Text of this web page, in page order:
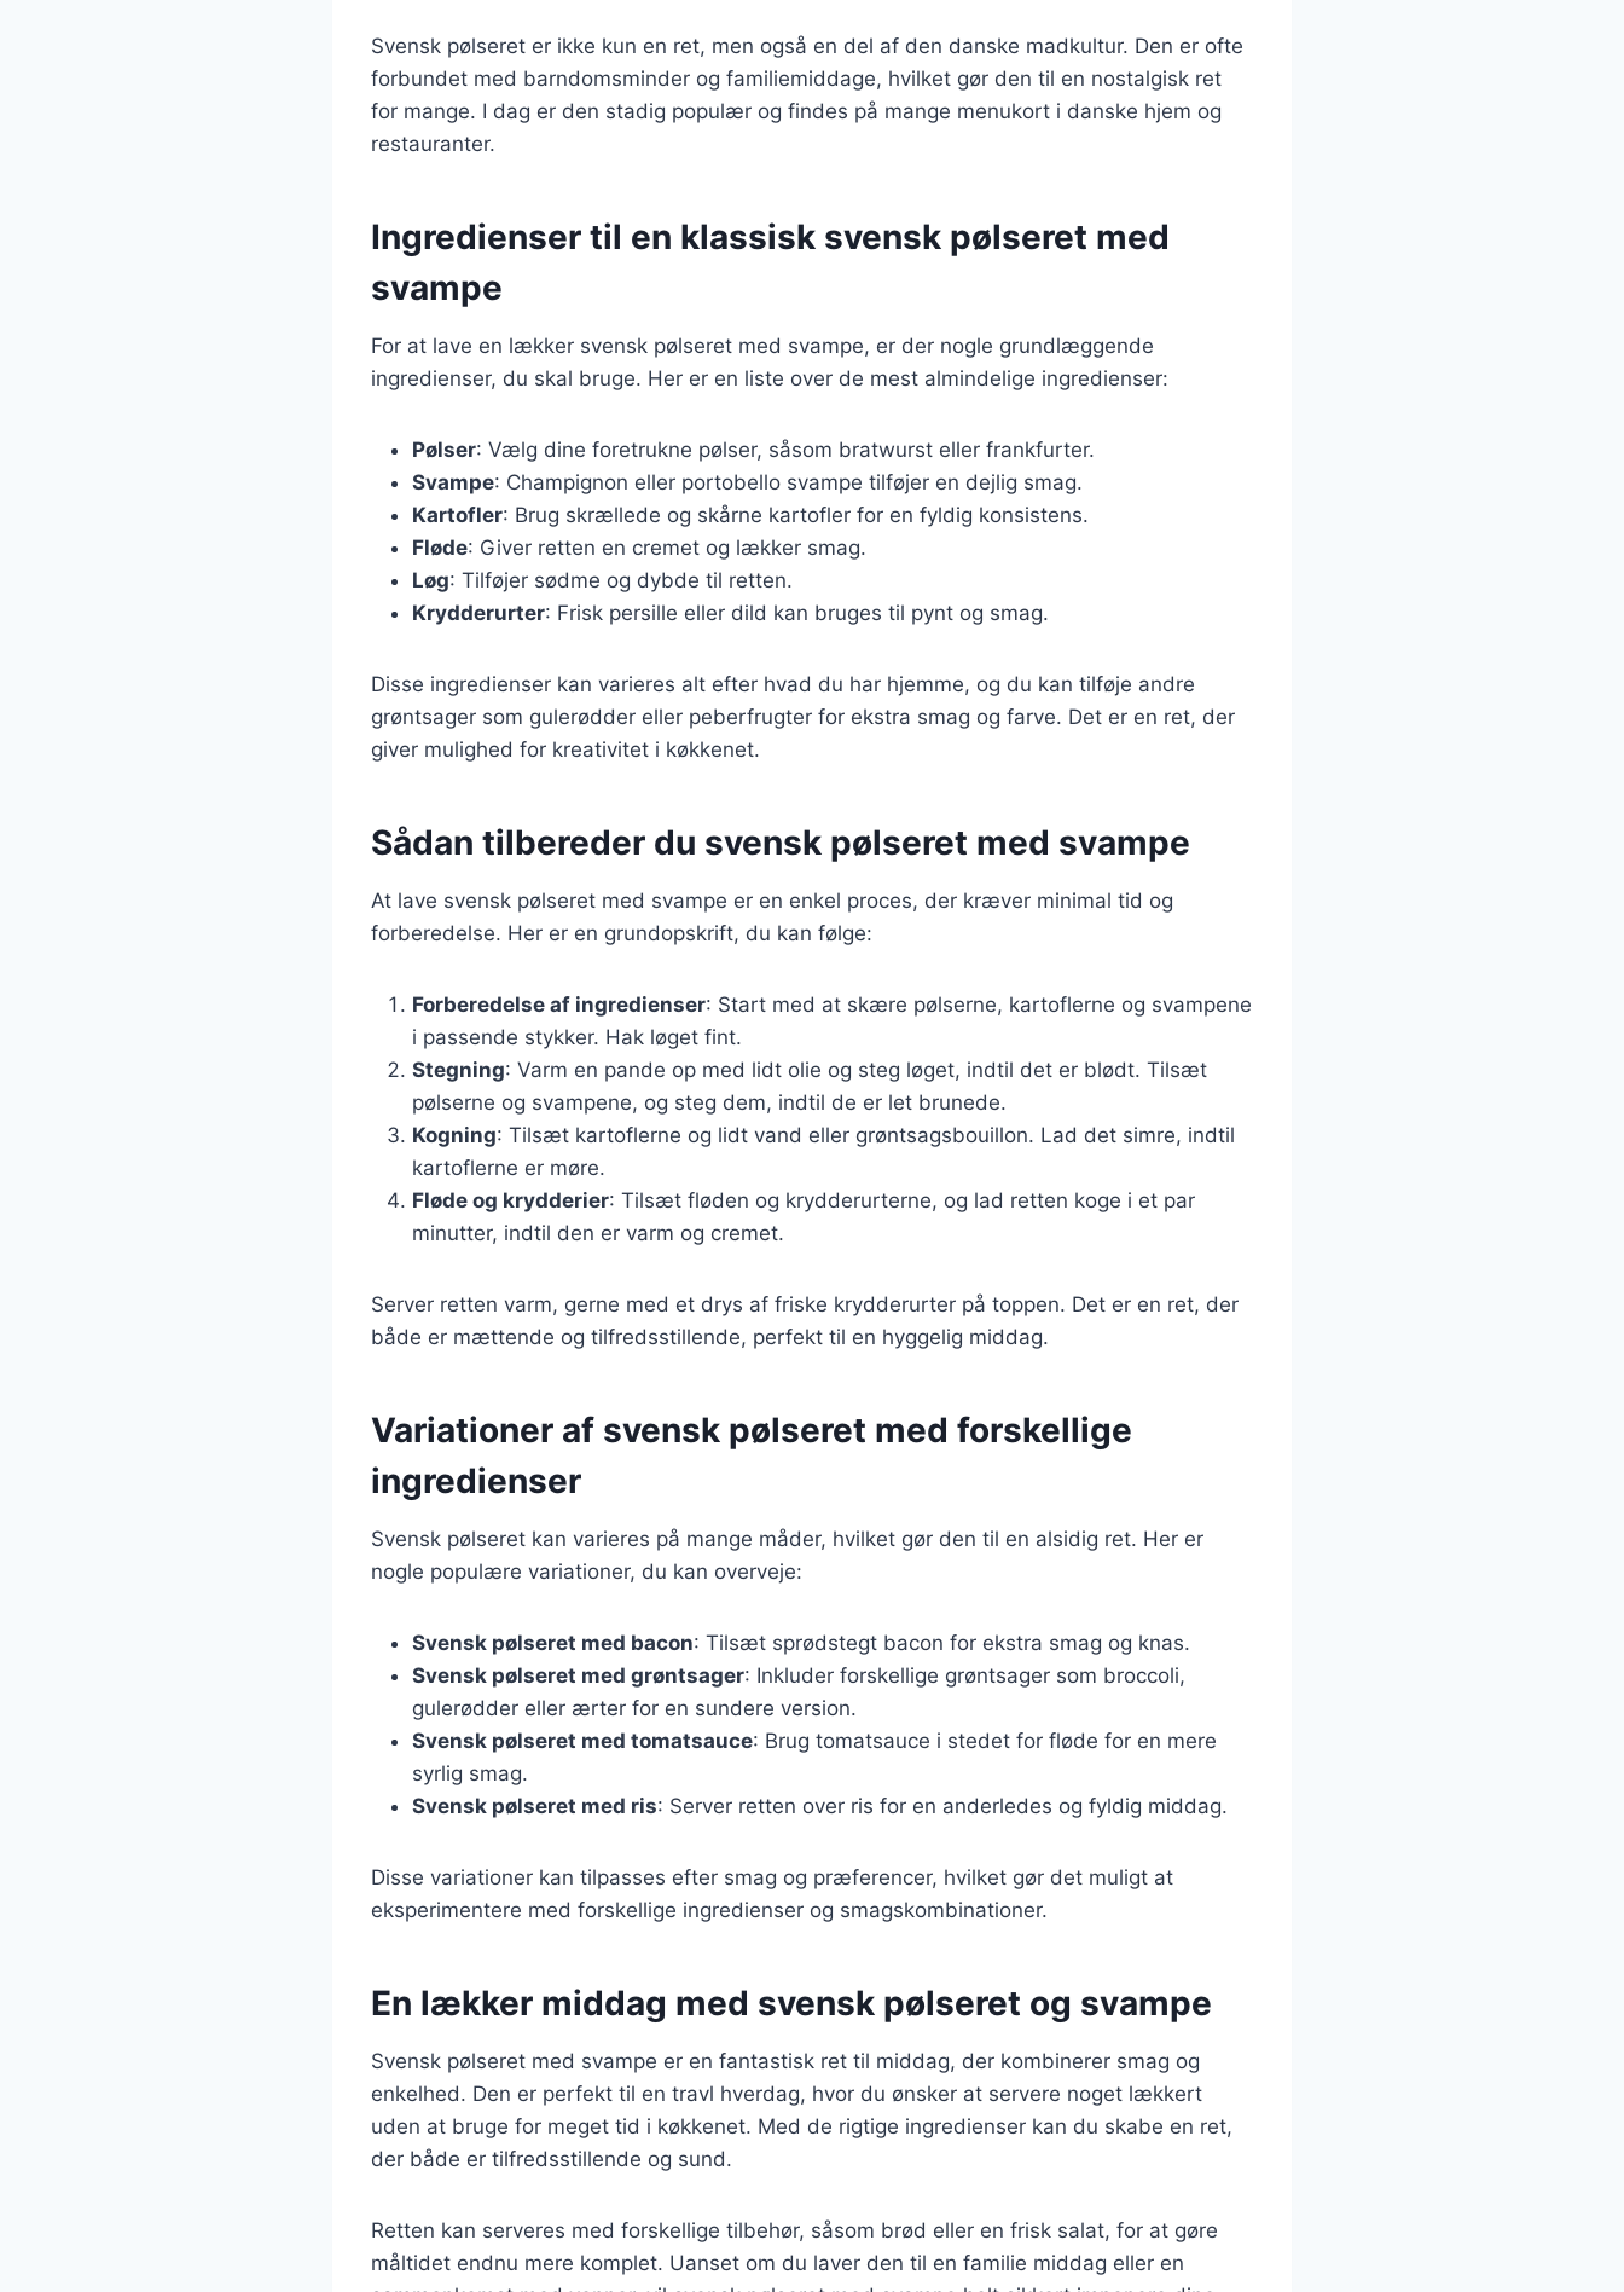
Svensk pølseret er ikke kun en ret, men også en del af den danske madkultur. Den er ofte
forbundet med barndomsminder og familiemiddage, hvilket gør den til en nostalgisk ret
for mange. I dag er den stadig populær og findes på mange menukort i danske hjem og
restauranter.
Ingredienser til en klassisk svensk pølseret med
svampe
For at lave en lækker svensk pølseret med svampe, er der nogle grundlæggende
ingredienser, du skal bruge. Her er en liste over de mest almindelige ingredienser:
Pølser: Vælg dine foretrukne pølser, såsom bratwurst eller frankfurter.
Svampe: Champignon eller portobello svampe tilføjer en dejlig smag.
Kartofler: Brug skrællede og skårne kartofler for en fyldig konsistens.
Fløde: Giver retten en cremet og lækker smag.
Løg: Tilføjer sødme og dybde til retten.
Krydderurter: Frisk persille eller dild kan bruges til pynt og smag.
Disse ingredienser kan varieres alt efter hvad du har hjemme, og du kan tilføje andre
grøntsager som gulerødder eller peberfrugter for ekstra smag og farve. Det er en ret, der
giver mulighed for kreativitet i køkkenet.
Sådan tilbereder du svensk pølseret med svampe
At lave svensk pølseret med svampe er en enkel proces, der kræver minimal tid og
forberedelse. Her er en grundopskrift, du kan følge:
Forberedelse af ingredienser: Start med at skære pølserne, kartoflerne og svampene
i passende stykker. Hak løget fint.
Stegning: Varm en pande op med lidt olie og steg løget, indtil det er blødt. Tilsæt
pølserne og svampene, og steg dem, indtil de er let brunede.
Kogning: Tilsæt kartoflerne og lidt vand eller grøntsagsbouillon. Lad det simre, indtil
kartoflerne er møre.
Fløde og krydderier: Tilsæt fløden og krydderurterne, og lad retten koge i et par
minutter, indtil den er varm og cremet.
Server retten varm, gerne med et drys af friske krydderurter på toppen. Det er en ret, der
både er mættende og tilfredsstillende, perfekt til en hyggelig middag.
Variationer af svensk pølseret med forskellige
ingredienser
Svensk pølseret kan varieres på mange måder, hvilket gør den til en alsidig ret. Her er
nogle populære variationer, du kan overveje:
Svensk pølseret med bacon: Tilsæt sprødstegt bacon for ekstra smag og knas.
Svensk pølseret med grøntsager: Inkluder forskellige grøntsager som broccoli,
gulerødder eller ærter for en sundere version.
Svensk pølseret med tomatsauce: Brug tomatsauce i stedet for fløde for en mere
syrlig smag.
Svensk pølseret med ris: Server retten over ris for en anderledes og fyldig middag.
Disse variationer kan tilpasses efter smag og præferencer, hvilket gør det muligt at
eksperimentere med forskellige ingredienser og smagskombinationer.
En lækker middag med svensk pølseret og svampe
Svensk pølseret med svampe er en fantastisk ret til middag, der kombinerer smag og
enkelhed. Den er perfekt til en travl hverdag, hvor du ønsker at servere noget lækkert
uden at bruge for meget tid i køkkenet. Med de rigtige ingredienser kan du skabe en ret,
der både er tilfredsstillende og sund.
Retten kan serveres med forskellige tilbehør, såsom brød eller en frisk salat, for at gøre
måltidet endnu mere komplet. Uanset om du laver den til en familie middag eller en